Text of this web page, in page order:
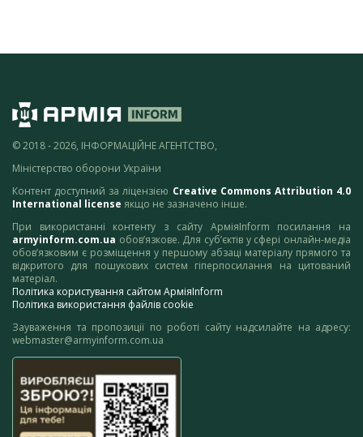
© 2018 - 2026, ІНФОРМАЦІЙНЕ АГЕНТСТВО,
Міністерство оборони України
Контент доступний за ліцензією Creative Commons Attribution 4.0
International license якщо не зазначено інше.
При використанні контенту з сайту АрміяInform посилання на
armyinform.com.ua обов’язкове. Для суб’єктів у сфері онлайн-медіа
обов’язковим є розміщення у першому абзаці матеріалу прямого та
відкритого для пошукових систем гіперпосилання на цитований
матеріал.
Політика користування сайтом АрміяInform
Політика використання файлів cookie
Зауваження та пропозиції по роботі сайту надсилайте на адресу:
webmaster@armyinform.com.ua